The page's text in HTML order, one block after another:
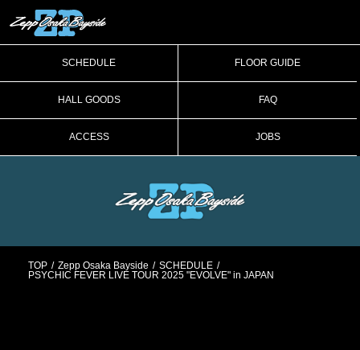
SCHEDULE FLOOR GUIDE
HALL GOODS FAQ
ACCESS JOBS
TOP Zepp Osaka Bayside
SCHEDULE
PSYCHIC FEVER LIVE TOUR 2025 "EVOLVE" in JAPAN